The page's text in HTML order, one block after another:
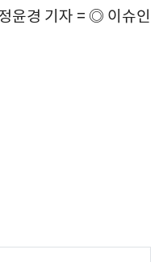
윤경 기자 = ◎ 이슈인